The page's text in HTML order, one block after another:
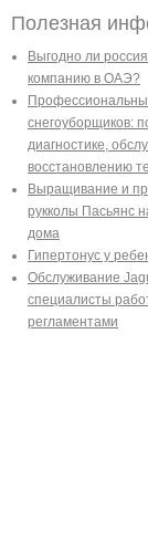
Полезная
Выгодно ли
компанию в ОАЭ?
снегоуборщиков:
диагностике,
восстановлению
Выращивание и
рукколы Пасьянс
дома
Гипертонус у
Обслуживание
специалисты
регламентами